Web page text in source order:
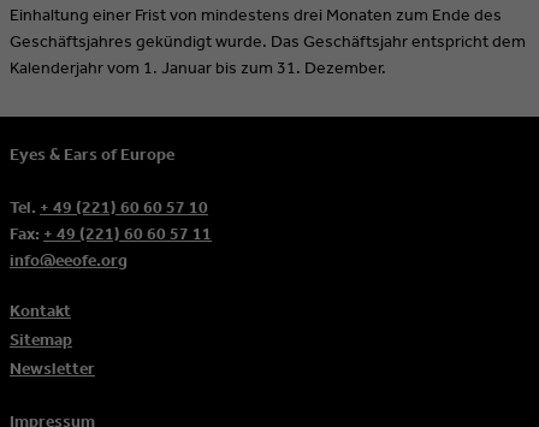
Einhaltung einer Frist von mindestens drei Monaten zum Ende des
Geschäftsjahres gekündigt wurde. Das Geschäftsjahr entspricht dem
Kalenderjahr vom 1. Januar bis zum 31. Dezember.
Eyes & Ears of Europe
Tel. + 49 (221) 60 60 57 10
Fax: + 49 (221) 60 60 57 11
info@eeofe.org
Kontakt
Sitemap
Newsletter
Impressum